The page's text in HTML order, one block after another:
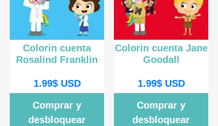
Colorin cuenta
Rosalind Franklin
1.99$USD
Comprar y
desbloquear
Colorin cuenta Jane
Goodall
1.99$USD
Comprar y
desbloquear